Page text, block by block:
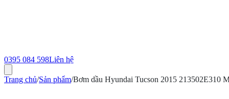
0395 084 598Liên hệ
Trang chủ/Sản phẩm/Bơm dầu Hyundai Tucson 2015 213502E310